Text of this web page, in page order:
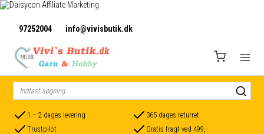
97252004 info@vivisbutik.dk
1 – 2 dages levering
365 dages returret
Trustpilot
Gratis fragt ved 499,-